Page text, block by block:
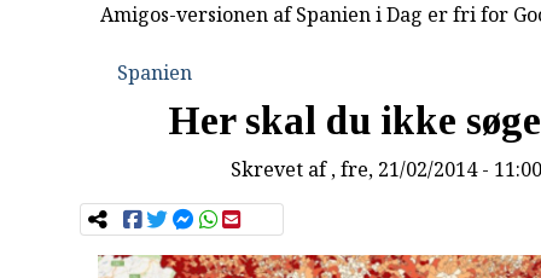
Amigos-versionen af Spanien i Dag er fri for
Spanien
Her skal du ikke
Skrevet af, fre, 21/02/2014 - 11:00